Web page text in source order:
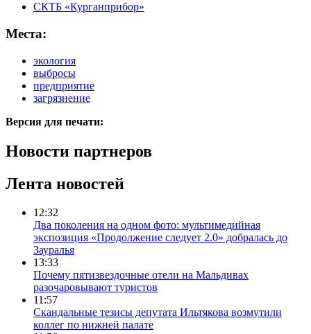
СКТБ «Курганприбор»
Места:
экология
выбросы
предприятие
загрязнение
Версия для печати:
Новости партнеров
Лента новостей
12:32
Два поколения на одном фото: мультимедийная
экспозиция «Продолжение следует 2.0» добралась до
Зауралья
13:33
Почему пятизвездочные отели на Мальдивах
разочаровывают туристов
11:57
Скандальные тезисы депутата Ильтякова возмутили
коллег по нижней палате